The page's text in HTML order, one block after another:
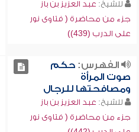
للشيخ: عبد العزيز بن باز
جزء من محاضرة ( فتاوى نور
على الدرب (439))
الفهرس:حكم
صوت المرأة
ومصافحتها للرجال
للشيخ: عبد العزيز بن باز
جزء من محاضرة ( فتاوى نور